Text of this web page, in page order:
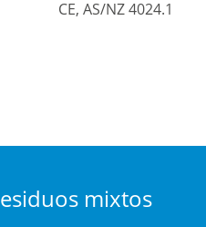
CE, AS/NZ 4024.1
mixtos